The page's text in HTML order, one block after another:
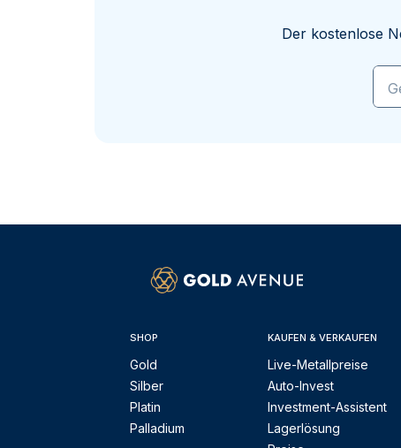
Der kostenlose
SHOP
Gold
Silber
Platin
Palladium
KAUFEN & VERKAUFEN
Live-Metallpreise
Auto-Invest
Investment-Assistent
Lagerlösung